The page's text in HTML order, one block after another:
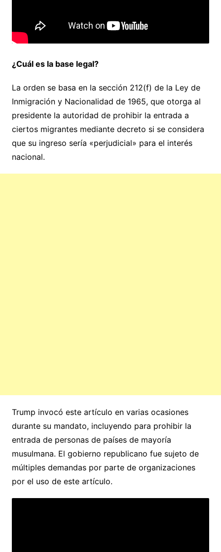
¿Cuál es la base legal?
La orden se basa en la sección 212(f) de la Ley de
Inmigración y Nacionalidad de 1965, que otorga al
presidente la autoridad de prohibir la entrada a
ciertos migrantes mediante decreto si se considera
que su ingreso sería «perjudicial» para el interés
nacional.
Trump invocó este artículo en varias ocasiones
durante su mandato, incluyendo para prohibir la
entrada de personas de países de mayoría
musulmana. El gobierno republicano fue sujeto de
múltiples demandas por parte de organizaciones
por el uso de este artículo.